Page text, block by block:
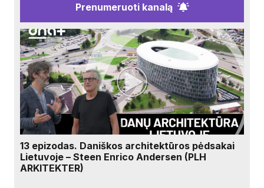
Prenumeruoti kanalą
13 epizodas. Daniškos architektūros pėdsakai
Lietuvoje – Steen Enrico Andersen (PLH
ARKITEKTER)